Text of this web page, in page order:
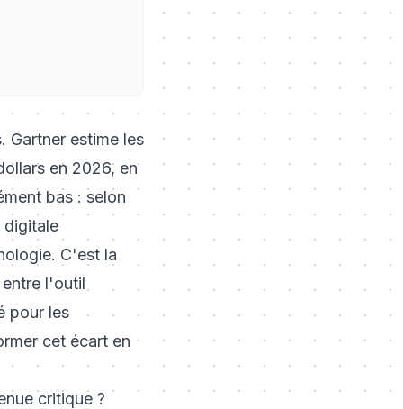
Gartner estime les
en 2026, en
bas : selon
digitale
C'est la
l'outil
pour les
cet écart en
critique ?